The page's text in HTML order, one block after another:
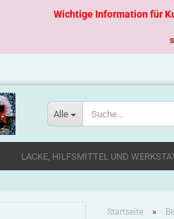
Alle
Wichtige Information für
LACKE, HILFSMITTEL UND
Startseite »